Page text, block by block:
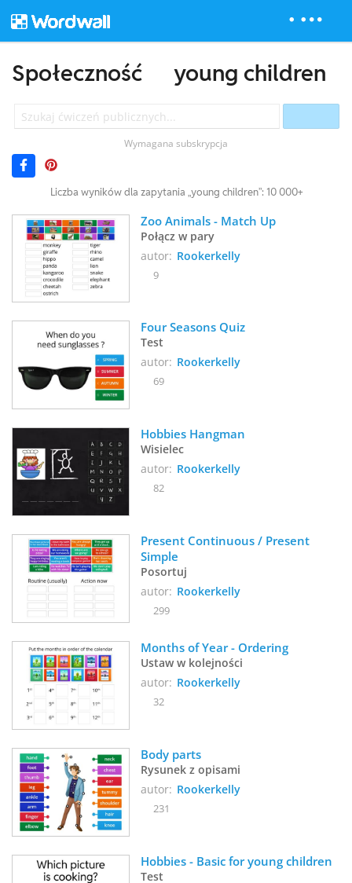
Społeczność young children
Wymagana subskrypcja
Liczba wyników dla zapytania „young children”: 10 000+
Zoo Animals - Match Up
Połącz w pary
autor: Rookerkelly
9
Four Seasons Quiz
Test
autor: Rookerkelly
69
Hobbies Hangman
Wisielec
autor: Rookerkelly
82
Present Continuous / Present
Simple
Posortuj
autor: Rookerkelly
299
Months of Year - Ordering
Ustaw w kolejności
autor: Rookerkelly
32
Body parts
Rysunek z opisami
autor: Rookerkelly
231
Hobbies - Basic for young children
Test